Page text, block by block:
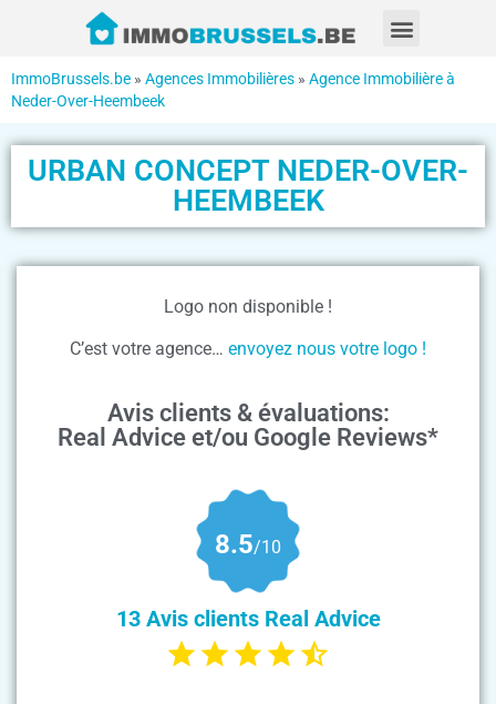
ImmoBrussels.be » Agences Immobilières » Agence Immobilière à
Neder-Over-Heembeek
URBAN CONCEPT NEDER-OVER-
HEEMBEEK
Logo non disponible !
C’est votre agence… envoyez nous votre logo !
Avis clients & évaluations:
Real Advice et/ou Google Reviews*
8.5/10
13 Avis clients Real Advice